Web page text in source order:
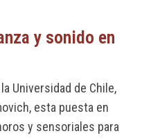
y sonido en
Universidad de Chile,
esta puesta en
y sensoriales para